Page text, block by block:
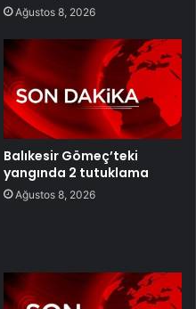
Ağustos 8, 2026
Balıkesir Gömeç’teki
yangında 2 tutuklama
Ağustos 8, 2026